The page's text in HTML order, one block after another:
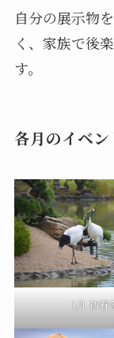
自分の展示物
く、家族で後
す。
各月のイベ
1月 初春